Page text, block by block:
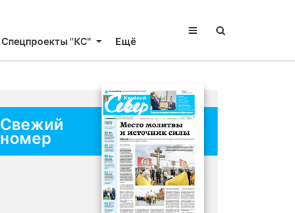
Спецпроекты "КС" Ещё
Свежий
номер